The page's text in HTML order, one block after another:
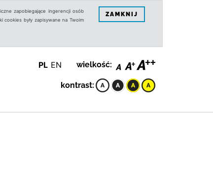
zapobiegające ingerencji osób
były zapisywane na Twoim
ZAMKNIJ
PL EN wielkość:
kontrast: